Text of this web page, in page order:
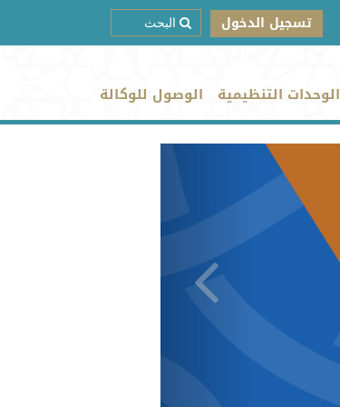
تسجيل الدخول
الوحدات التنظيمية الوصول للوكالة